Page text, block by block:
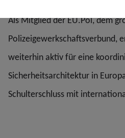
Als Mitglied der EU.Pol, dem
Polizeigewerkschaftsverbund,
weiterhin aktiv für eine
Sicherheitsarchitektur in
Schulterschluss mit